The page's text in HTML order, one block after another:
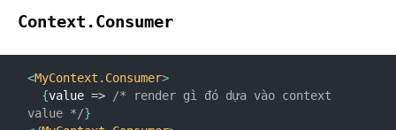
Context.Consumer
<MyContext.Consumer>
{value =>
/* render gì đó dựa vào context
value */}